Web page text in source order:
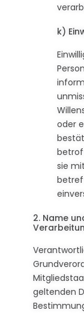
k)
oder
sie
2. Name
geltenden